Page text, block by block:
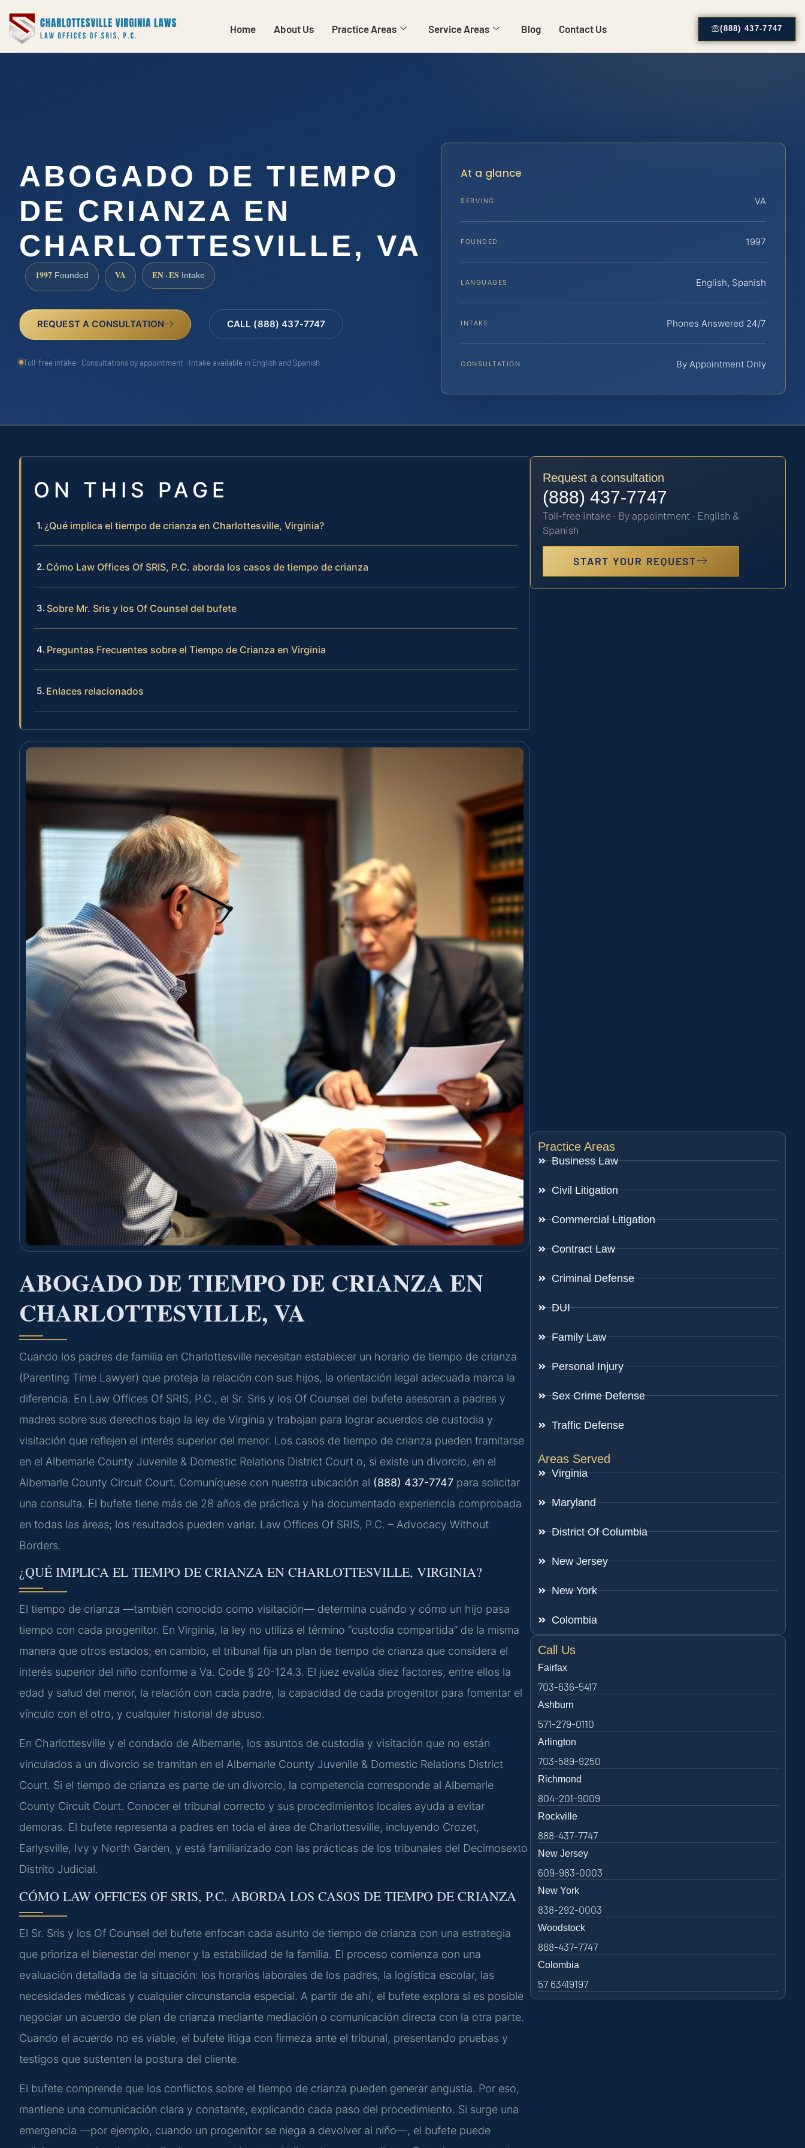
Home About Us Practice Areas Service Areas Blog Contact Us (888) 437-7747
ABOGADO DE TIEMPO
DE CRIANZA EN
CHARLOTTESVILLE, VA
1997 Founded VA EN · ES Intake
REQUEST A CONSULTATION CALL (888) 437-7747
Toll-free intake · Consultations by appointment · Intake available in English and Spanish
At a glance
SERVING VA
FOUNDED 1997
LANGUAGES English, Spanish
INTAKE Phones Answered 24/7
CONSULTATION By Appointment Only
ON THIS PAGE
¿Qué implica el tiempo de crianza en Charlottesville, Virginia?
Cómo Law Offices Of SRIS, P.C. aborda los casos de tiempo de crianza
Sobre Mr. Sris y los Of Counsel del bufete
Preguntas Frecuentes sobre el Tiempo de Crianza en Virginia
Enlaces relacionados
ABOGADO DE TIEMPO DE CRIANZA EN
CHARLOTTESVILLE, VA
Cuando los padres de familia en Charlottesville necesitan establecer un horario de tiempo de crianza
(Parenting Time Lawyer) que proteja la relación con sus hijos, la orientación legal adecuada marca la
diferencia. En Law Offices Of SRIS, P.C., el Sr. Sris y los Of Counsel del bufete asesoran a padres y
madres sobre sus derechos bajo la ley de Virginia y trabajan para lograr acuerdos de custodia y
visitación que reflejen el interés superior del menor. Los casos de tiempo de crianza pueden tramitarse
en el Albemarle County Juvenile & Domestic Relations District Court o, si existe un divorcio, en el
Albemarle County Circuit Court. Comuníquese con nuestra ubicación al (888) 437-7747 para solicitar
una consulta. El bufete tiene más de 28 años de práctica y ha documentado experiencia comprobada
en todas las áreas; los resultados pueden variar. Law Offices Of SRIS, P.C. – Advocacy Without
Borders.
¿QUÉ IMPLICA EL TIEMPO DE CRIANZA EN CHARLOTTESVILLE, VIRGINIA?
El tiempo de crianza —también conocido como visitación— determina cuándo y cómo un hijo pasa
tiempo con cada progenitor. En Virginia, la ley no utiliza el término “custodia compartida” de la misma
manera que otros estados; en cambio, el tribunal fija un plan de tiempo de crianza que considera el
interés superior del niño conforme a Va. Code § 20-124.3. El juez evalúa diez factores, entre ellos la
edad y salud del menor, la relación con cada padre, la capacidad de cada progenitor para fomentar el
vínculo con el otro, y cualquier historial de abuso.
En Charlottesville y el condado de Albemarle, los asuntos de custodia y visitación que no están
vinculados a un divorcio se tramitan en el Albemarle County Juvenile & Domestic Relations District
Court. Si el tiempo de crianza es parte de un divorcio, la competencia corresponde al Albemarle
County Circuit Court. Conocer el tribunal correcto y sus procedimientos locales ayuda a evitar
demoras. El bufete representa a padres en toda el área de Charlottesville, incluyendo Crozet,
Earlysville, Ivy y North Garden, y está familiarizado con las prácticas de los tribunales del Decimosexto
Distrito Judicial.
CÓMO LAW OFFICES OF SRIS, P.C. ABORDA LOS CASOS DE TIEMPO DE CRIANZA
El Sr. Sris y los Of Counsel del bufete enfocan cada asunto de tiempo de crianza con una estrategia
que prioriza el bienestar del menor y la estabilidad de la familia. El proceso comienza con una
evaluación detallada de la situación: los horarios laborales de los padres, la logística escolar, las
necesidades médicas y cualquier circunstancia especial. A partir de ahí, el bufete explora si es posible
negociar un acuerdo de plan de crianza mediante mediación o comunicación directa con la otra parte.
Cuando el acuerdo no es viable, el bufete litiga con firmeza ante el tribunal, presentando pruebas y
testigos que sustenten la postura del cliente.
El bufete comprende que los conflictos sobre el tiempo de crianza pueden generar angustia. Por eso,
mantiene una comunicación clara y constante, explicando cada paso del procedimiento. Si surge una
emergencia —por ejemplo, cuando un progenitor se niega a devolver al niño—, el bufete puede
Request a consultation
(888) 437-7747
Toll-free intake · By appointment · English &
Spanish
START YOUR REQUEST
Practice Areas
Business Law
Civil Litigation
Commercial Litigation
Contract Law
Criminal Defense
DUI
Family Law
Personal Injury
Sex Crime Defense
Traffic Defense
Areas Served
Virginia
Maryland
District Of Columbia
New Jersey
New York
Colombia
Call Us
Fairfax
703-636-5417
Ashburn
571-279-0110
Arlington
703-589-9250
Richmond
804-201-9009
Rockville
888-437-7747
New Jersey
609-983-0003
New York
838-292-0003
Woodstock
888-437-7747
Colombia
57 63419197